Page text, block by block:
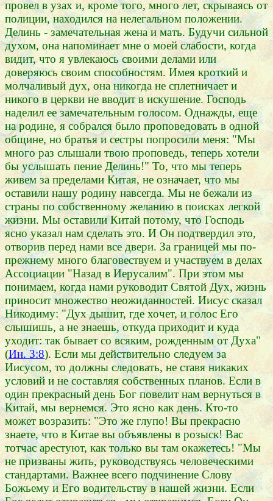
провел в узах и, кроме того, много лет, скрываясь от
полиции, находился на нелегальном положении.
Делинь - замечательная жена и мать. Будучи сильной
духом, она напоминает мне о моей слабости, когда
видит, что я увлекаюсь своими делами или
доверяюсь своим способностям. Имея кроткий и
молчаливый дух, она никогда не сплетничает и
никого в церкви не вводит в искушение. Господь
наделил ее замечательным голосом. Однажды, еще
на родине, я собрался было проповедовать в одной
общине, но братья и сестры попросили меня: "Мы
много раз слышали твою проповедь, теперь хотели
бы услышать пение Делинь!" То, что мы теперь
живем за пределами Китая, не означает, что мы
оставили нашу родину навсегда. Мы не бежали из
страны по собственному желанию в поисках легкой
жизни. Мы оставили Китай потому, что Господь
ясно указал нам сделать это. И Он подтвердил это,
отворив перед нами все двери. За границей мы по-
прежнему много благовествуем и участвуем в делах
Ассоциации "Назад в Иерусалим". При этом мы
понимаем, когда нами руководит Святой Дух, жизнь
приносит множество неожиданностей. Иисус сказал
Никодиму: "Дух дышит, где хочет, и голос Его
слышишь, а не знаешь, откуда приходит и куда
уходит: так бывает со всяким, рожденным от Духа"
(Ин. 3:8). Если мы действительно следуем за
Иисусом, то должны следовать, не ставя никаких
условий и не составляя собственных планов. Если в
один прекрасный день Бог повелит нам вернуться в
Китай, мы вернемся. Это ясно как день. Кто-то
может возразить: "Это же глупо! Вы прекрасно
знаете, что в Китае вы объявлены в розыск! Вас
тотчас арестуют, как только вы там окажетесь! "Мы
не призваны жить, руководствуясь человеческими
стандартами. Важнее всего подчинение Слову
Божьему и Его водительству в нашей жизни. Если